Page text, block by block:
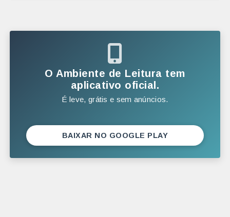
AGOSTO
O Ambiente de Leitura tem
aplicativo oficial.
É leve, grátis e sem anúncios.
BAIXAR NO GOOGLE PLAY